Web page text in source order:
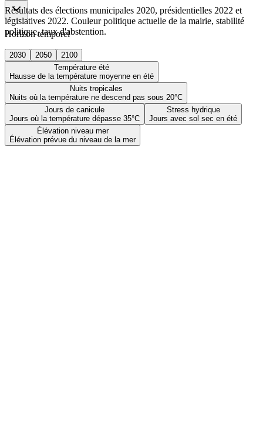
Horizon temporel
2030 2050
2100
Température été
Hausse de la température moyenne en été
Nuits tropicales
Nuits où la température ne descend pas sous 20°C
Jours de canicule
Jours où la température dépasse 35°C
Stress hydrique
Jours avec sol sec en été
Élévation niveau mer
Élévation prévue du niveau de la mer
Résultats des élections municipales 2020, présidentielles 2022 et
législatives 2022. Couleur politique actuelle de la mairie, stabilité
politique, taux d'abstention.